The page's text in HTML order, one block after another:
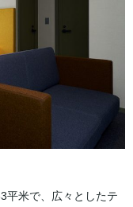
平米で、広々としたテ